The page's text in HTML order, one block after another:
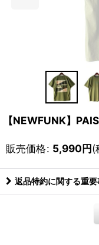
【NEWFUNK】
販売価格: 5,990円(
返品特約に関する重